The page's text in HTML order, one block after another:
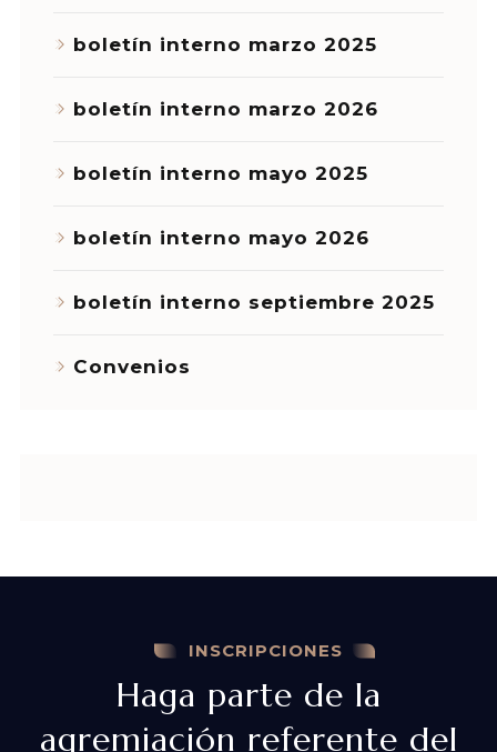
boletín interno marzo 2025
boletín interno marzo 2026
boletín interno mayo 2025
boletín interno mayo 2026
boletín interno septiembre 2025
Convenios
INSCRIPCIONES
Haga parte de la
agremiación referente del